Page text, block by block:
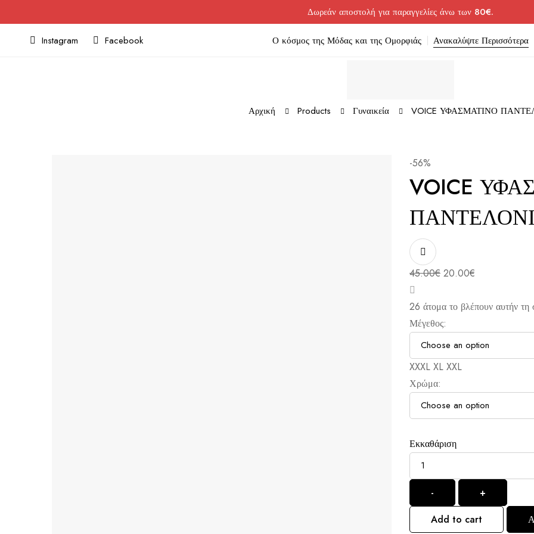
Δωρεάν αποστολή για παραγγελίες άνω των 80€.
Instagram Facebook Ο κόσμος της Μόδας και της Ομορφιάς Ανακαλύψτε Περισσότερα
Αρχική Products Γυναικεία VOICE ΥΦΑΣΜΑΤΙΝΟ
-56%
VOICE
ΠΑΝΤΕΛΟΝΙ
45.00€ 20.00€
26 άτομα το βλέπουν αυτήν τη
Μέγεθος:
XXXL XL XXL
Χρώμα:
Εκκαθάριση
-
+
Add to cart